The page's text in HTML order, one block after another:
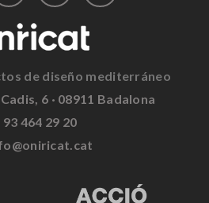
de diseño mediterráneo
6 · 08911 Badalona
93 464 29 20